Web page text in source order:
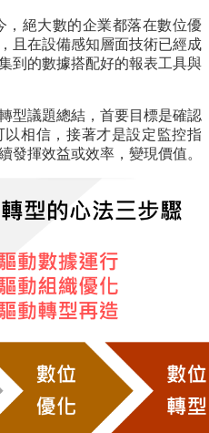
，絕大數的企業都落在數位優
且在設備感知層面技術已經成
到的數據搭配好的報表工具與
型議題總結，首要目標是確認
相信，接著才是設定監控指
發揮效益或效率，變現價值。